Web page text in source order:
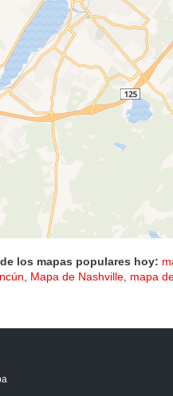
los mapas populares hoy:
, Mapa de Nashville, mapa